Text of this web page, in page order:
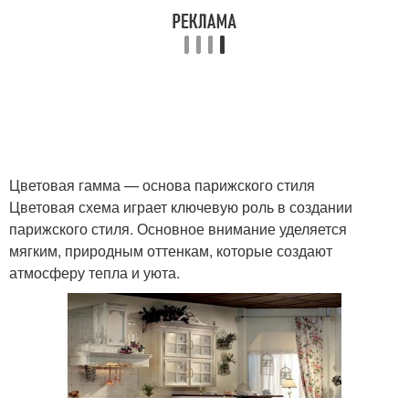
Цветовая гамма — основа парижского стиля
Цветовая схема играет ключевую роль в создании
парижского стиля. Основное внимание уделяется
мягким, природным оттенкам, которые создают
атмосферу тепла и уюта.